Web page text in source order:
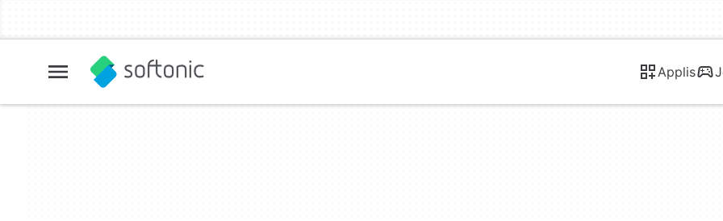
Applis